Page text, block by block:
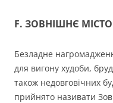
F. ЗОВНІШНЄ МІСТО
Безладне
для вигону худоби,
також недовговічних
прийнято називати